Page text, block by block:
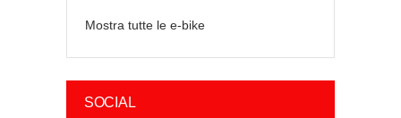
Mostra tutte le e-bike
SOCIAL